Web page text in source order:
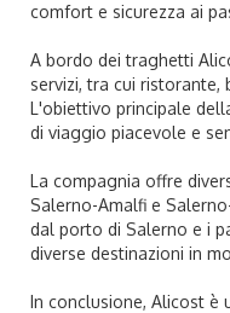
comfort e sicurezza ai
A bordo dei traghetti
servizi, tra cui ristorante,
L'obiettivo principale
di viaggio piacevole e
La compagnia offre
Salerno-Amalfi e
dal porto di Salerno e i
diverse destinazioni in
In conclusione, Alicost è